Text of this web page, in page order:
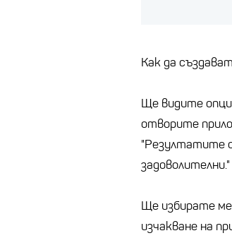
Как да
Ще видите
отворите
"Резултатите
Ще избирате
изчакване на